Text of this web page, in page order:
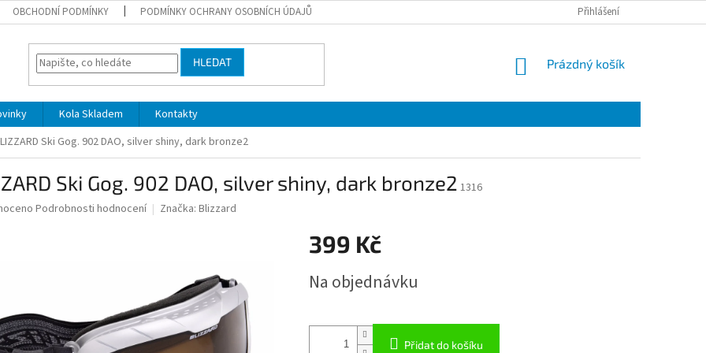
OBCHODNÍ PODMÍNKY PODMÍNKY OCHRANY OSOBNÍCH ÚDAJŮ Přihlášení
HLEDAT
NÁKUPNÍ
Prázdný košík
Kola Skladem
Kontakty
Ski Gog. 902 DAO, silver shiny, dark bronze2
Ski Gog. 902 DAO, silver shiny, dark bronze21316
Podrobnosti hodnocení Značka: Blizzard
399 Kč
cena:
Na objednávku
Přidat do košíku